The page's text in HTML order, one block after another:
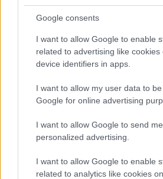
Google consents
I want to allow Google to enable
related to advertising like cookies
device identifiers in apps.
I want to allow my user data to
Google for online advertising
I want to allow Google to send me
personalized advertising.
I want to allow Google to enable
related to analytics like cookies